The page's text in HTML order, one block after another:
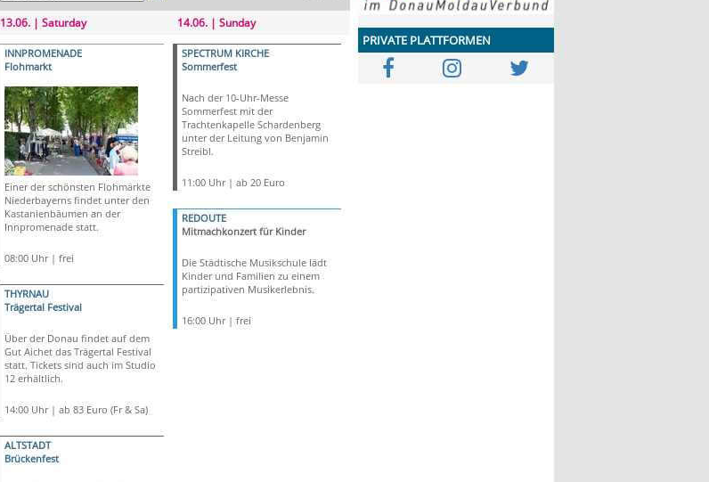
13.06. | Saturday
INNPROMENADE
Flohmarkt
Einer der schönsten Flohmärkte
Niederbayerns findet unter den
Kastanienbäumen an der
Innpromenade statt.
08:00 Uhr | frei
THYRNAU
Trägertal Festival
Über der Donau findet auf dem
Gut Aichet das Trägertal Festival
statt. Tickets sind auch im Studio
12 erhältlich.
14:00 Uhr | ab 83 Euro (Fr & Sa)
ALTSTADT
Brückenfest
14.06. | Sunday
SPECTRUM KIRCHE
Sommerfest
Nach der 10-Uhr-Messe
Sommerfest mit der
Trachtenkapelle Schardenberg
unter der Leitung von Benjamin
Streibl.
11:00 Uhr | ab 20 Euro
REDOUTE
Mitmachkonzert für Kinder
Die Städtische Musikschule lädt
Kinder und Familien zu einem
partizipativen Musikerlebnis.
16:00 Uhr | frei
PRIVATE PLATTFORMEN